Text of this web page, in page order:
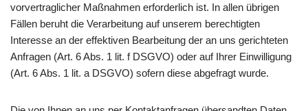
vorvertraglicher Maßnahmen erforderlich ist. In allen übrigen
Fällen beruht die Verarbeitung auf unserem berechtigten
Interesse an der effektiven Bearbeitung der an uns gerichteten
Anfragen (Art. 6 Abs. 1 lit. f DSGVO) oder auf Ihrer Einwilligung
(Art. 6 Abs. 1 lit. a DSGVO) sofern diese abgefragt wurde.